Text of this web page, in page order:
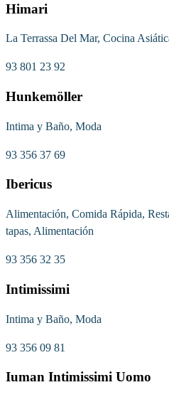
Himari
La Terrassa Del Mar, Cocina
93 801 23 92
Hunkemöller
Intima y Baño, Moda
93 356 37 69
Ibericus
Alimentación, Comida Rápida,
tapas, Alimentación
93 356 32 35
Intimissimi
Intima y Baño, Moda
93 356 09 81
Iuman Intimissimi Uomo